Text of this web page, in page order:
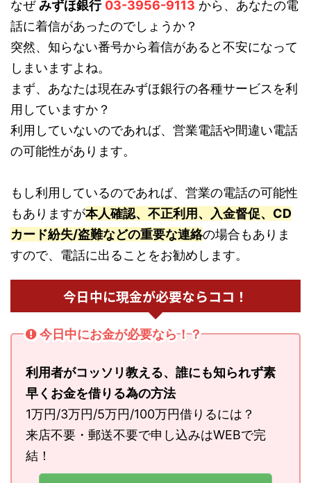
なぜみずほ銀行 03-3956-9113 から、あなたの電
話に着信があったのでしょうか？
突然、知らない番号から着信があると不安になって
しまいますよね。
まず、あなたは現在みずほ銀行の各種サービスを利
用していますか？
利用していないのであれば、営業電話や間違い電話
の可能性があります。
もし利用しているのであれば、営業の電話の可能性
もありますが本人確認、不正利用、入金督促、CD
カード紛失/盗難などの重要な連絡の場合もありま
すので、電話に出ることをお勧めします。
今日中に現金が必要ならココ！
今日中にお金が必要なら！？
利用者がコッソリ教える、誰にも知られず素
早くお金を借りる為の方法
1万円/3万円/5万円/100万円借りるには？
来店不要・郵送不要で申し込みはWEBで完
結！